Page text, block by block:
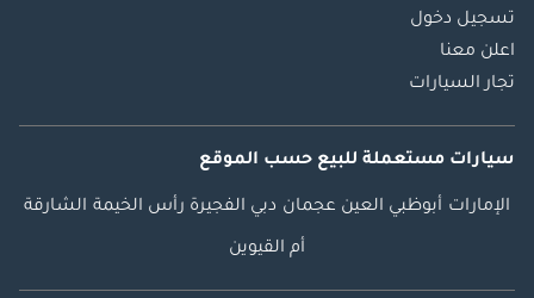
تسجيل دخول
اعلن معنا
تجار السيارات
سيارات مستعملة للبيع حسب الموقع
الإمارات أبوظبي العين عجمان دبي الفجيرة رأس الخيمة الشارقة
أم القيوين